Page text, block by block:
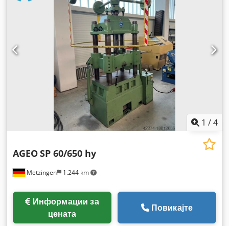
1 /4
Metzingen 1.244 km
AGEOSP 60/650 hy
цената
Повикајте